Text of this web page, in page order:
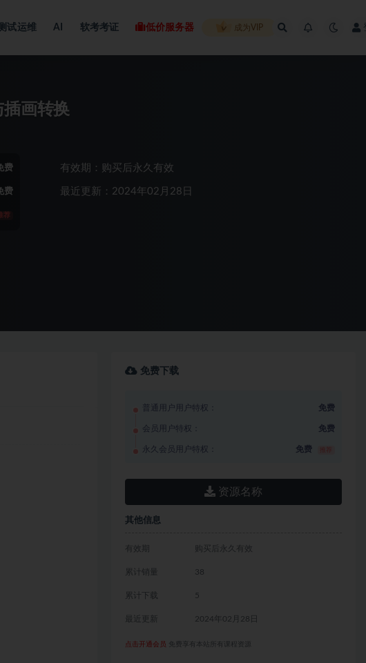
试运维 AI 软考考证 低价服务器 成为VIP
画转换
费
费
荐
有效期：购买后永久有效
最近更新：2024年02月28日
免费下载
普通用户用户特权： 免费
会员用户特权： 免费
永久会员用户特权： 免费
资源名称
其他信息
有效期 购买后永久有效
累计销量 38
累计下载 5
最近更新 2024年02月28日
点击开通会员 免费享有本站所有课程资源